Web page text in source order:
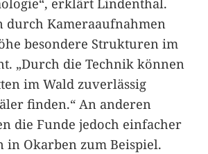
durch Kameraaufnahmen
besondere Strukturen im
„Durch die Technik können
im Wald zuverlässig
finden.“ An anderen
die Funde jedoch einfacher
in Okarben zum Beispiel.